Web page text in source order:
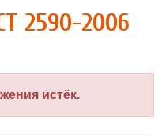
2590-2006
истёк.